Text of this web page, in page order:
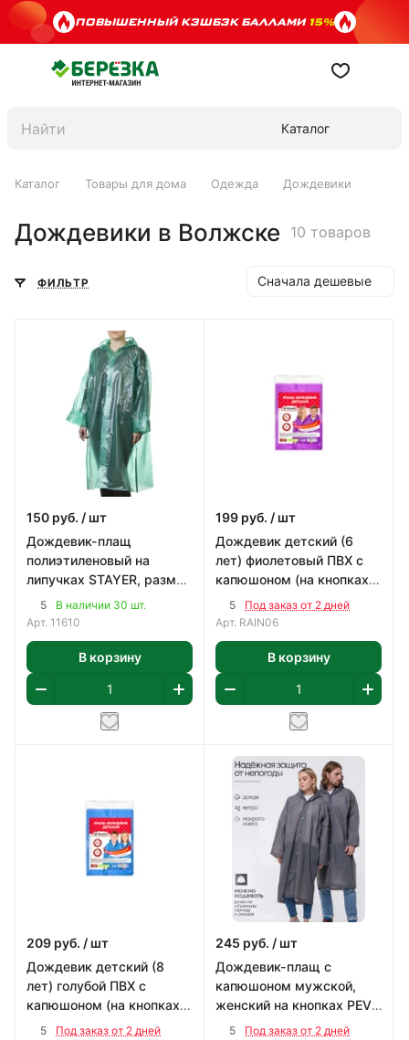
ПОВЫШЕННЫЙ КЭШБЭК БАЛЛАМИ15%
Каталог
Каталог Товары для дома Одежда Дождевики
Дождевики в Волжске 10 товаров
ФИЛЬТР Сначала дешевые
150 руб. / шт
Дождевик-плащ
полиэтиленовый на
липучках STAYER, размер
S-XL зеленый
5
В наличии 30 шт.
Арт. 11610
В корзину
199 руб. / шт
Дождевик детский (6
лет) фиолетовый ПВХ с
капюшоном (на кнопках),
Komfi/50
5
Под заказ от 2 дней
Арт. RAIN06
В корзину
209 руб. / шт
Дождевик детский (8
лет) голубой ПВХ с
капюшоном (на кнопках),
Komfi/50
5
Под заказ от 2 дней
245 руб. / шт
Дождевик-плащ с
капюшоном мужской,
женский на кнопках PEVA
серый, р.54-62
5
Под заказ от 2 дней